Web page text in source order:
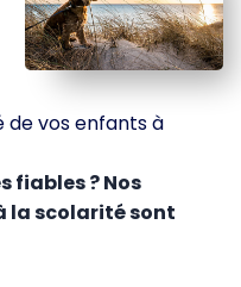
de vos enfants à
fiables ? Nos
la scolarité sont